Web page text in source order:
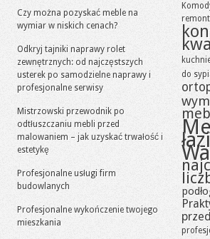
Czy można pozyskać meble na
wymiar w niskich cenach?
Odkryj tajniki naprawy rolet
zewnętrznych: od najczęstszych
usterek po samodzielne naprawy i
profesjonalne serwisy
Mistrzowski przewodnik po
odtłuszczaniu mebli przed
malowaniem – jak uzyskać trwałość i
estetykę
Profesjonalne usługi firm
budowlanych
Profesjonalne wykończenie twojego
mieszkania
do